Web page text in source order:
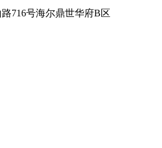
716号海尔鼎世华府B区